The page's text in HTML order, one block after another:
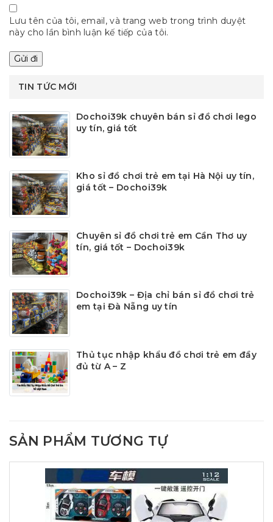
Lưu tên của tôi, email, và trang web trong trình duyệt
này cho lần bình luận kế tiếp của tôi.
TIN TỨC MỚI
Dochoi39k chuyên bán sỉ đồ chơi lego
uy tín, giá tốt
Kho sỉ đồ chơi trẻ em tại Hà Nội uy tín,
giá tốt – Dochoi39k
Chuyên sỉ đồ chơi trẻ em Cần Thơ uy
tín, giá tốt – Dochoi39k
Dochoi39k – Địa chỉ bán sỉ đồ chơi trẻ
em tại Đà Nẵng uy tín
Thủ tục nhập khẩu đồ chơi trẻ em đầy
đủ từ A – Z
SẢN PHẨM TƯƠNG TỰ